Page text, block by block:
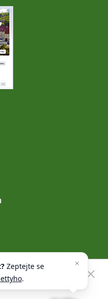
Zeptejte se
.